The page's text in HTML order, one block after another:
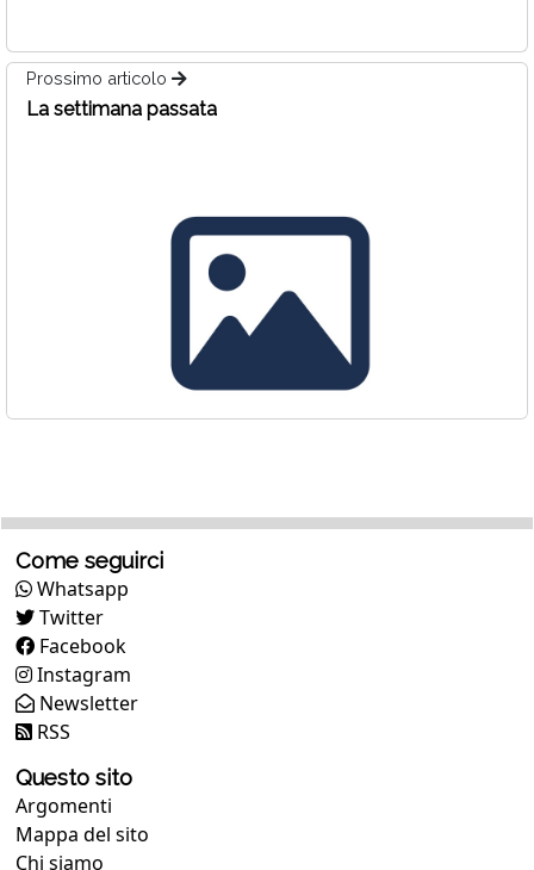
Prossimo articolo
La settimana passata
Come seguirci
Whatsapp
Twitter
Facebook
Instagram
Newsletter
RSS
Questo sito
Argomenti
Mappa del sito
Chi siamo